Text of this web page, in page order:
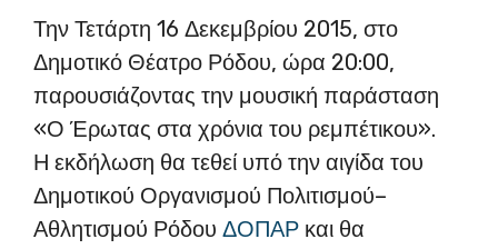
Την Τετάρτη 16 Δεκεμβρίου 2015, στο
Δημοτικό Θέατρο Ρόδου, ώρα 20:00,
παρουσιάζοντας την μουσική παράσταση
«Ο Έρωτας στα χρόνια του ρεμπέτικου».
Η εκδήλωση θα τεθεί υπό την αιγίδα του
Δημοτικού Οργανισμού Πολιτισμού–
Αθλητισμού Ρόδου ΔΟΠΑΡ και θα